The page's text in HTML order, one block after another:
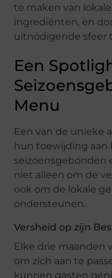
te maken van
ingrediënten, en
uitnodigende sfeer
Een
Menu
Een van de unieke
hun toewijding aan
seizoensgebonden
niet alleen om de
ook om de lokale
ondersteunen.
Versheid op zijn
Elke drie maanden
om zich aan te
kunnen gasten